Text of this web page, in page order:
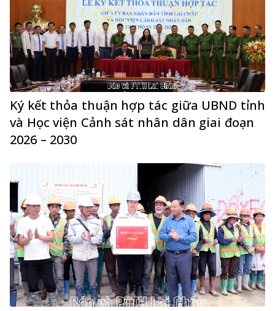
Ký kết thỏa thuận hợp tác giữa UBND tỉnh
và Học viện Cảnh sát nhân dân giai đoạn
2026 – 2030